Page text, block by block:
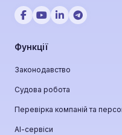
Функції
Законодавство
Судова робота
Перевірка компаній та
АІ-сервіси